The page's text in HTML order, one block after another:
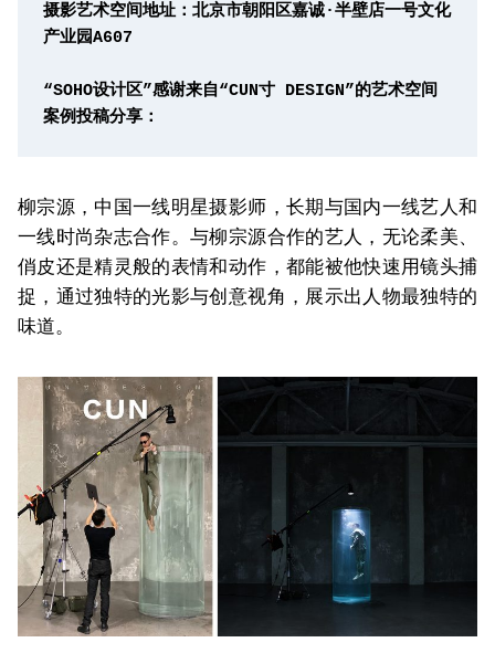
摄影艺术空间地址：北京市朝阳区嘉诚·半壁店一号文化
产业园A607
“SOHO设计区”感谢来自“CUN寸 DESIGN”的艺术空间
案例投稿分享：
柳宗源，中国一线明星摄影师，长期与国内一线艺人和
一线时尚杂志合作。与柳宗源合作的艺人，无论柔美、
俏皮还是精灵般的表情和动作，都能被他快速用镜头捕
捉，通过独特的光影与创意视角，展示出人物最独特的
味道。